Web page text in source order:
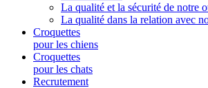
La qualité et la sécurité de notre
La qualité dans la relation avec
Croquettes
pour les chiens
Croquettes
pour les chats
Recrutement